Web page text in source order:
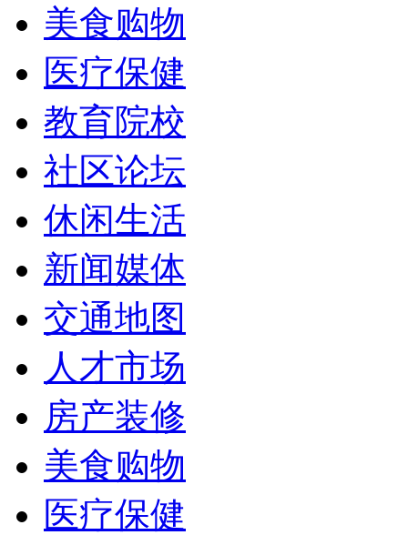
美食购物
医疗保健
教育院校
社区论坛
休闲生活
新闻媒体
交通地图
人才市场
房产装修
美食购物
医疗保健